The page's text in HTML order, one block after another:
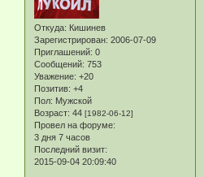
Откуда: Кишинев
Зарегистрирован: 2006-07-09
Приглашений: 0
Сообщений: 753
Уважение: +20
Позитив: +4
Пол: Мужской
Возраст: 44 [1982-06-12]
Провел на форуме:
3 дня 7 часов
Последний визит:
2015-09-04 20:09:40